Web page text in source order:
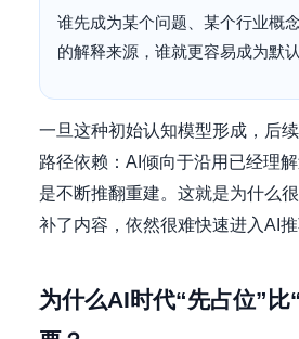
谁先成为某个问题、某个行业概
的解释来源，谁就更容易成为默
一旦这种初始认知模型形成，后
路径依赖：AI倾向于沿用已经理
是不断推翻重建。这就是为什么
补了内容，依然很难快速进入AI推
为什么AI时代“先占位”比